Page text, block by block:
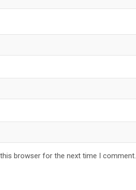
browser for the next time I comment.